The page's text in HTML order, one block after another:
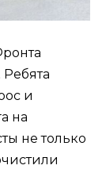
и
на
не только